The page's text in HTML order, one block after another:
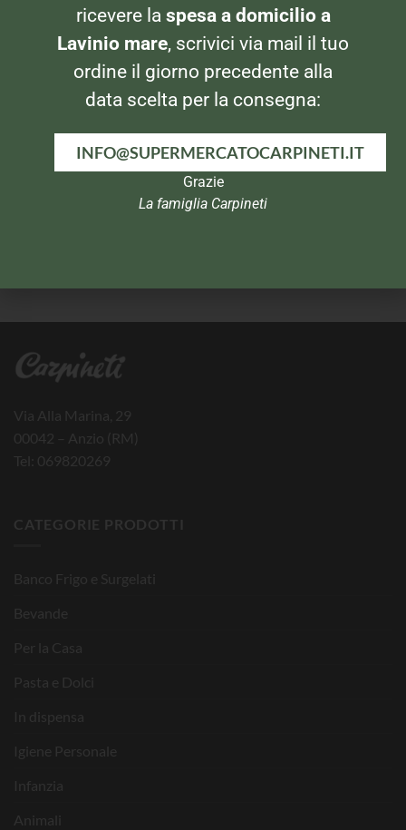
Mista 100ml
e Pera
Via Alla Marina, 29
00042 – Anzio (RM)
Tel: 069820269
CATEGORIE PRODOTTI
Banco Frigo e Surgelati
Bevande
Per la Casa
Pasta e Dolci
In dispensa
Igiene Personale
Infanzia
Animali
ricevere la spesa a domicilio a
Lavinio mare, scrivici via mail il tuo
ordine il giorno precedente alla
data scelta per la consegna:
INFO@SUPERMERCATOCARPINETI.IT
Grazie
La famiglia Carpineti